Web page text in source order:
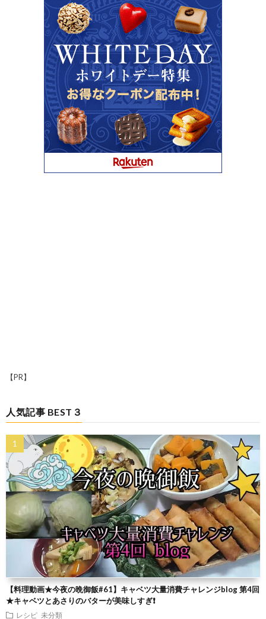
【PR】
人気記事 BEST３
【料理動画★今夜の晩御飯#61】キャベツ大量消費チャレンジblog 第4回
★キャベツとあさりのバターが美味しすぎ❗
レシピ 未分類